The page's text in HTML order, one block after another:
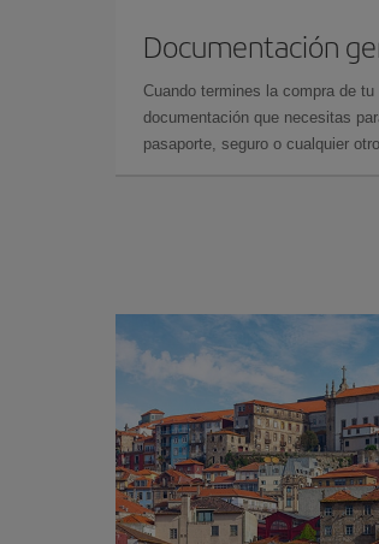
Documentación
Cuando termines la compra de
documentación que necesitas
pasaporte, seguro o cualquier